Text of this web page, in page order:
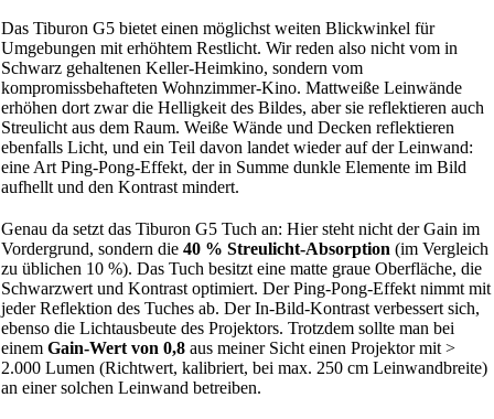
Das Tiburon G5 bietet einen möglichst weiten Blickwinkel für
Umgebungen mit erhöhtem Restlicht. Wir reden also nicht vom in
Schwarz gehaltenen Keller-Heimkino, sondern vom
kompromissbehafteten Wohnzimmer-Kino. Mattweiße Leinwände
erhöhen dort zwar die Helligkeit des Bildes, aber sie reflektieren auch
Streulicht aus dem Raum. Weiße Wände und Decken reflektieren
ebenfalls Licht, und ein Teil davon landet wieder auf der Leinwand:
eine Art Ping-Pong-Effekt, der in Summe dunkle Elemente im Bild
aufhellt und den Kontrast mindert.
Genau da setzt das Tiburon G5 Tuch an: Hier steht nicht der Gain im
Vordergrund, sondern die40 % Streulicht-Absorption (im Vergleich
zu üblichen 10 %). Das Tuch besitzt eine matte graue Oberfläche, die
Schwarzwert und Kontrast optimiert. Der Ping-Pong-Effekt nimmt mit
jeder Reflektion des Tuches ab. Der In-Bild-Kontrast verbessert sich,
ebenso die Lichtausbeute des Projektors. Trotzdem sollte man bei
einemGain-Wert von 0,8 aus meiner Sicht einen Projektor mit >
2.000 Lumen (Richtwert, kalibriert, bei max. 250 cm Leinwandbreite)
an einer solchen Leinwand betreiben.